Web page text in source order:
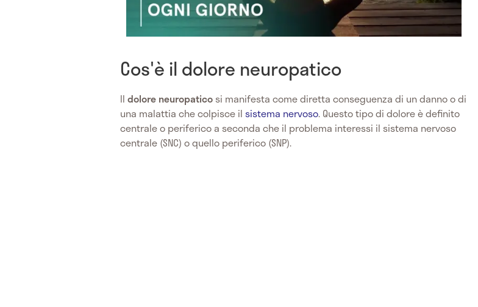
Cos'è il dolore neuropatico
Il dolore neuropatico si manifesta come diretta conseguenza di un danno o di
una malattia che colpisce il sistema nervoso. Questo tipo di dolore è definito
centrale o periferico a seconda che il problema interessi il sistema nervoso
centrale (SNC) o quello periferico (SNP).